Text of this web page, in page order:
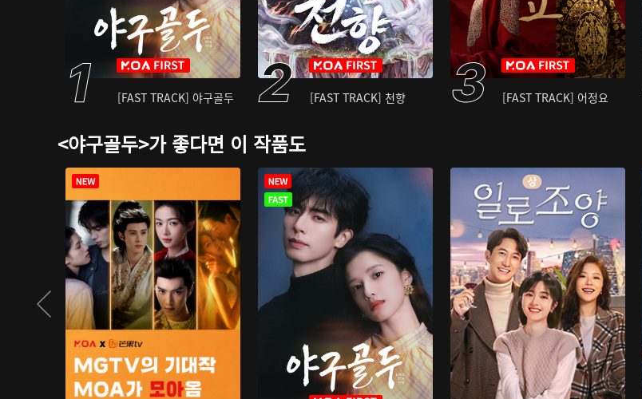
[FAST TRACK] 야구골두 [FAST TRACK] 천향 [FAST TRACK] 어정요
<야구골두>가 좋다면 이 작품도